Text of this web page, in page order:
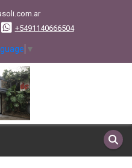
+5491140666504
▼